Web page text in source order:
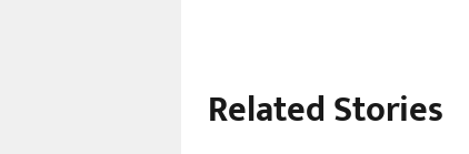
Related Stories